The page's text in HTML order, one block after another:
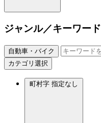
ジャンル／キーワード
自動車・バイク
カテゴリ選択
町村字 指定なし